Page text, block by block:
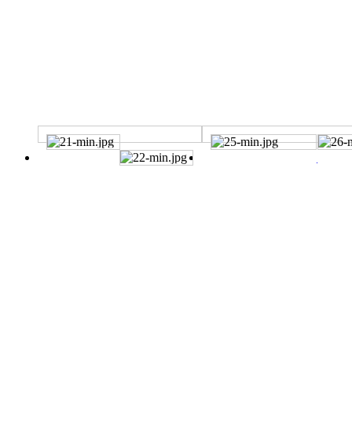
BEFORE
AFTER
BMW530i 시트헤짐복원
BEFORE